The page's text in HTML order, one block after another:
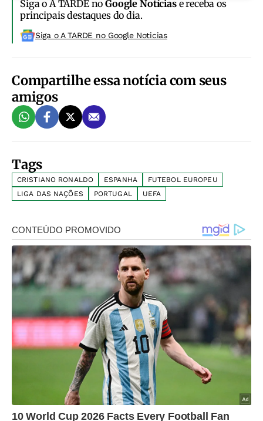
Siga o A TARDE noGoogle Notíciase receba os
principais destaques do dia.
Siga o A TARDE no Google Noticias
Compartilhe essa notícia com seus
amigos
Tags
CRISTIANO RONALDO ESPANHA
FUTEBOL EUROPEU
LIGA DAS NAÇÕES
PORTUGAL UEFA